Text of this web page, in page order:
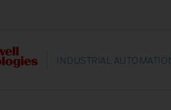
INDUSTRIAL